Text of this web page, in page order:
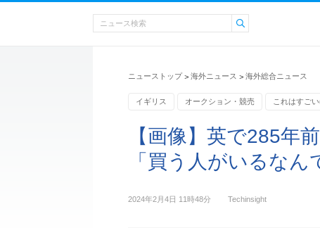
ニューストップ > 海外ニュース > 海外総合ニュース
イギリス オークション・競売 これはすご
【画像】英で285年
「買う人がいるなん
2024年2月4日 11時48分 Techinsight